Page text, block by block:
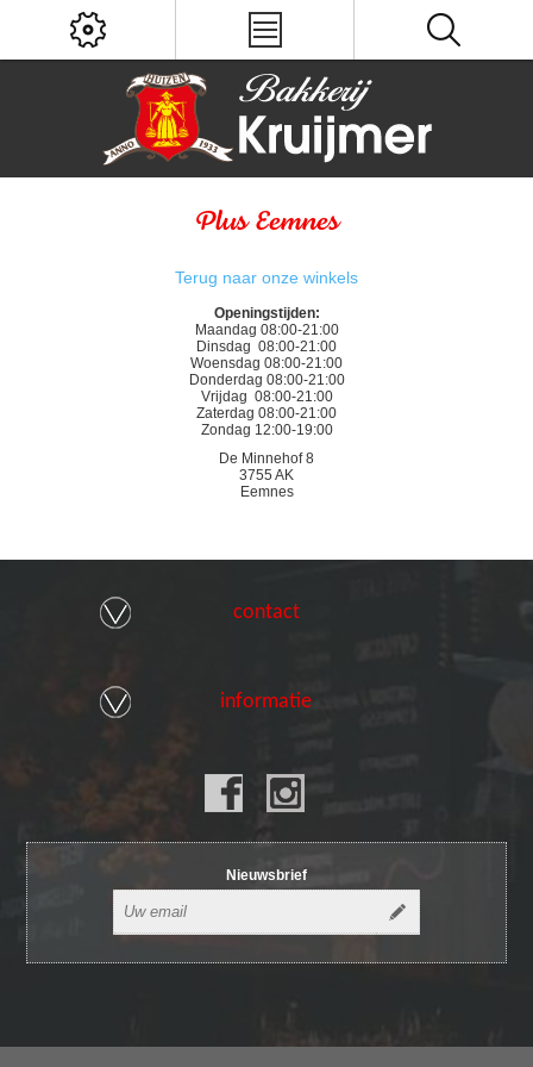
Plus Eemnes
Terug naar onze winkels
Openingstijden:
Maandag 08:00-21:00
Dinsdag 08:00-21:00
Woensdag 08:00-21:00
Donderdag 08:00-21:00
Vrijdag 08:00-21:00
Zaterdag 08:00-21:00
Zondag 12:00-19:00
De Minnehof 8
3755 AK
Eemnes
contact
informatie
Nieuwsbrief